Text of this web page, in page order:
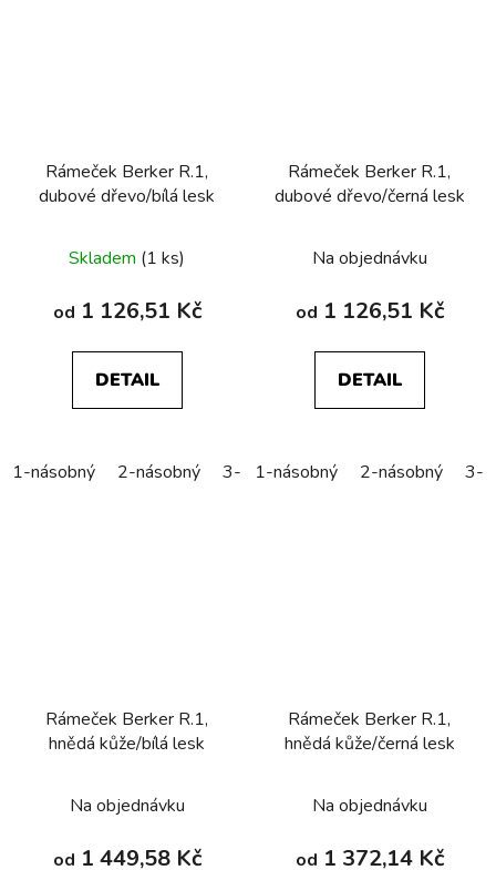
Rámeček Berker R.1,
dubové dřevo/bílá lesk
Skladem (1 ks)
od 1 126,51 Kč
DETAIL
1-násobný 2-násobný 3-násobný 4-násobný 5-
Rámeček Berker R.1,
dubové dřevo/černá lesk
Na objednávku
od 1 126,51 Kč
DETAIL
1-násobný 2-násobný 3-
Rámeček Berker R.1,
hnědá kůže/bílá lesk
Na objednávku
od 1 449,58 Kč
Rámeček Berker R.1,
hnědá kůže/černá lesk
Na objednávku
od 1 372,14 Kč